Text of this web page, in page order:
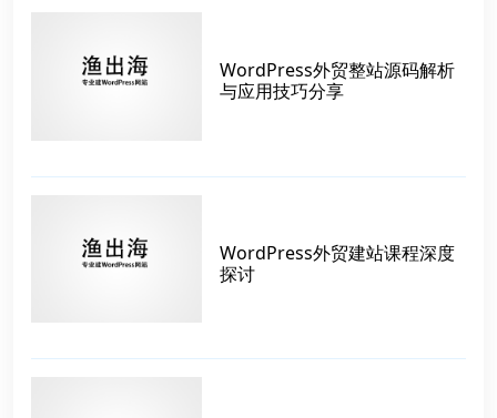
WordPress外贸整站源码解析
与应用技巧分享
WordPress外贸建站课程深度
探讨